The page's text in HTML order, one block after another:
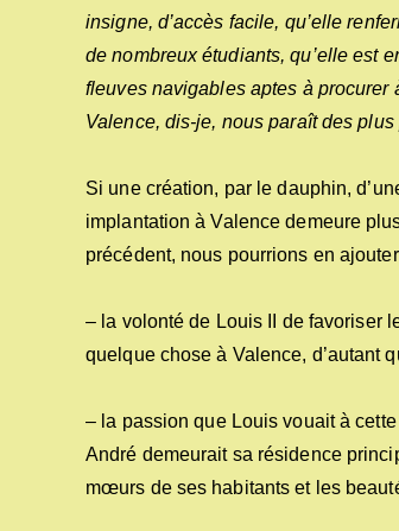
insigne, d’accès facile, qu’elle
de nombreux étudiants, qu’elle est
fleuves navigables aptes à procurer
Valence, dis-je, nous paraît des
Si une création, par le dauphin,
implantation à Valence demeure
précédent, nous pourrions en
– la volonté de Louis II de favoriser
quelque chose à Valence, d’autant
– la passion que Louis vouait à
André demeurait sa résidence
mœurs de ses habitants et les